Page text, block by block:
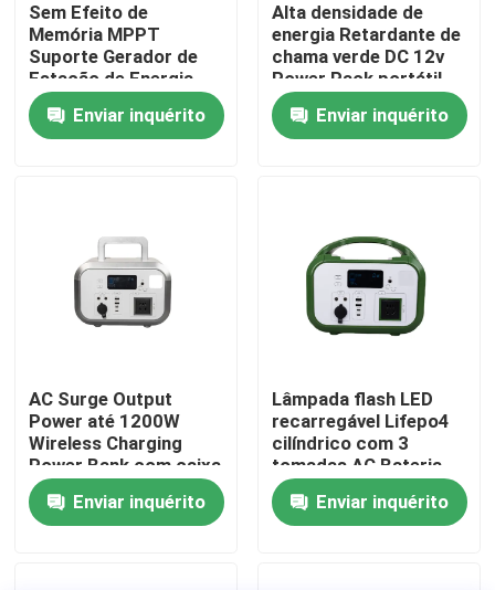
Produtos
Vídeos
Controle da qualidade
Notícia
Peça umas citações
Sem Efeito de
Memória MPPT
Suporte Gerador de
Estação de Energia
Portátil Com Proteção
contra Temperatura
Superior Para
Enviar inquérito
Alta densidade de
energia Retardante de
chama verde DC 12v
Power Pack portátil
com Bluetooth para
droneEnviar inquérito
AC Surge Output
Power até 1200W
Wireless Charging
Power Bank com caixa
à prova d'água para
smartphones
Enviar inquérito
Lâmpada flash LED
recarregável Lifepo4
cilíndrico com 3
tomadas AC Bateria
Power Bank para
smartphones
Enviar inquérito